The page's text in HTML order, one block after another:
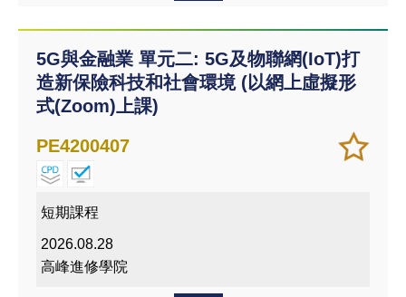
5G與金融業 單元二: 5G及物聯網(IoT)打
造新保險科技和社會環境 (以網上虛擬形
式(Zoom)上課)
加
入/
儲存
課程
PE4200407
短期課程
2026.08.28
高峰進修學院